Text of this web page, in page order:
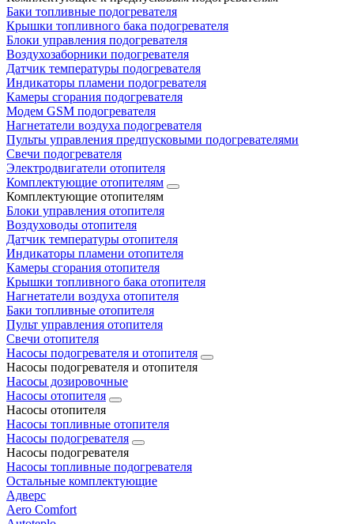
Баки топливные подогревателя
Крышки топливного бака подогревателя
Блоки управления подогревателя
Воздухозаборники подогревателя
Датчик температуры подогревателя
Индикаторы пламени подогревателя
Камеры сгорания подогревателя
Модем GSM подогревателя
Нагнетатели воздуха подогревателя
Пульты управления предпусковыми подогревателями
Свечи подогревателя
Электродвигатели отопителя
Комплектующие отопителям
Комплектующие отопителям
Блоки управления отопителя
Воздуховоды отопителя
Датчик температуры отопителя
Индикаторы пламени отопителя
Камеры сгорания отопителя
Крышки топливного бака отопителя
Нагнетатели воздуха отопителя
Баки топливные отопителя
Пульт управления отопителя
Свечи отопителя
Насосы подогревателя и отопителя
Насосы подогревателя и отопителя
Насосы дозировочные
Насосы отопителя
Насосы отопителя
Насосы топливные отопителя
Насосы подогревателя
Насосы подогревателя
Насосы топливные подогревателя
Остальные комплектующие
Адверс
Aero Comfort